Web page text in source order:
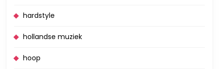
hardstyle
hollandse muziek
hoop